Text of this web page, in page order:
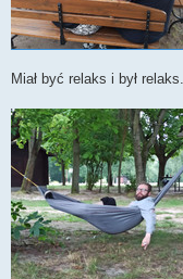
Miał być relaks i był